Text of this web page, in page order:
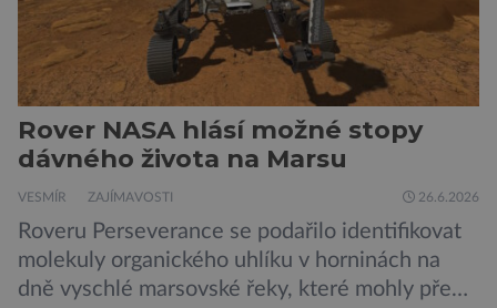
Rover NASA hlásí možné stopy
dávného života na Marsu
VESMÍR ZAJÍMAVOSTI 26.6.2026
Roveru Perseverance se podařilo identifikovat
molekuly organického uhlíku v horninách na
dně vyschlé marsovské řeky, které mohly před